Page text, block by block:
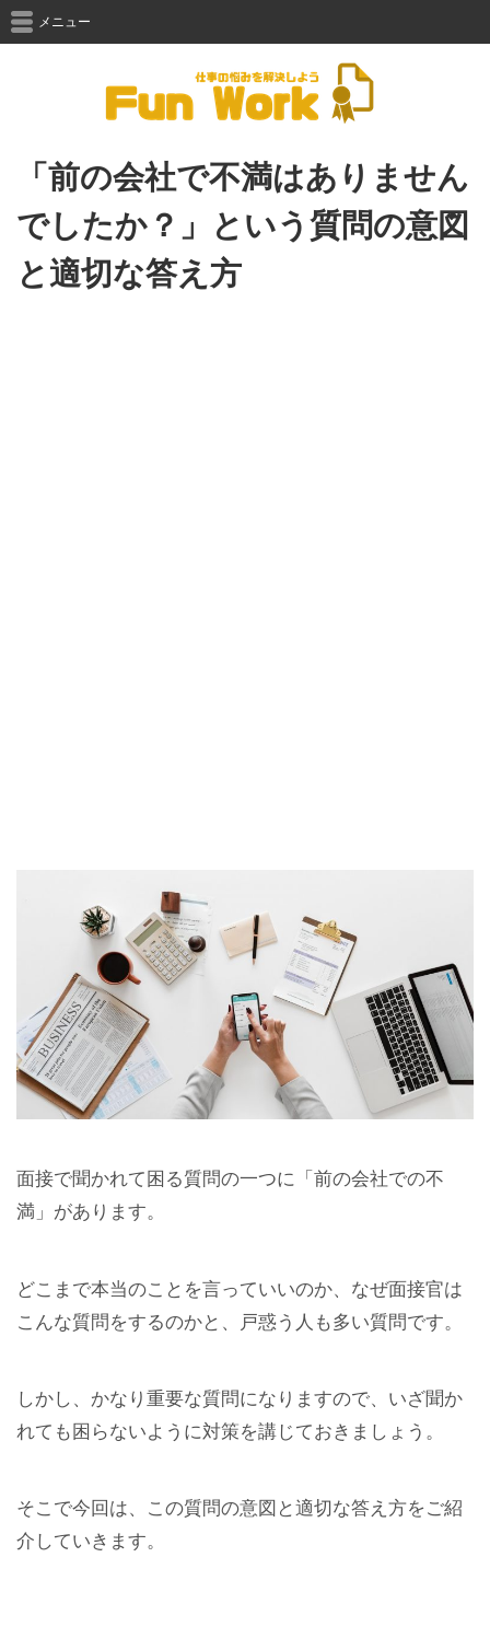
メニュー
「前の会社で不満はありません
でしたか？」という質問の意図
と適切な答え方
面接で聞かれて困る質問の一つに「前の会社での不
満」があります。
どこまで本当のことを言っていいのか、なぜ面接官は
こんな質問をするのかと、戸惑う人も多い質問です。
しかし、かなり重要な質問になりますので、いざ聞か
れても困らないように対策を講じておきましょう。
そこで今回は、この質問の意図と適切な答え方をご紹
介していきます。